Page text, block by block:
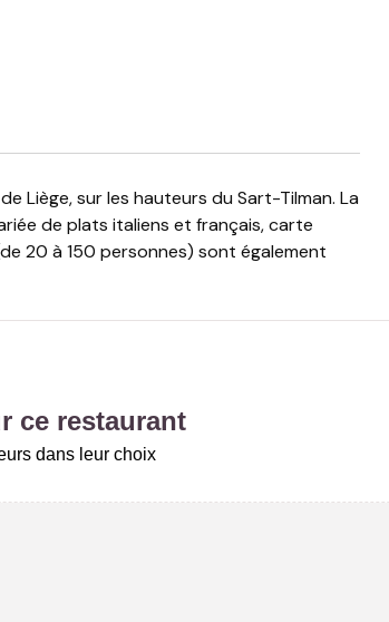
de plats italiens et français, carte
20 à 150 personnes) sont également
ce restaurant
dans leur choix